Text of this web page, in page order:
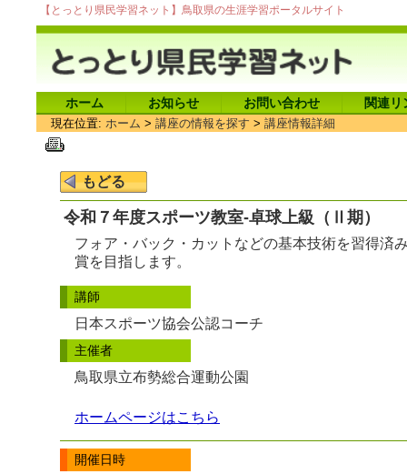
【とっとり県民学習ネット】鳥取県の生涯学習ポータルサイト
ホーム お知らせ お問い合わせ 関連リ
現在位置: ホーム > 講座の情報を探す > 講座情報詳細
令和７年度スポーツ教室-卓球上級（Ⅱ期）
フォア・バック・カットなどの基本技術を習得済
賞を目指します。
講師
日本スポーツ協会公認コーチ
主催者
鳥取県立布勢総合運動公園
ホームページはこちら
開催日時